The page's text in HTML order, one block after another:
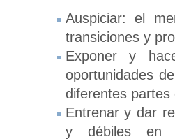
Auspiciar: el
transiciones y
Exponer y
oportunidades
diferentes partes
Entrenar y dar
y débiles en